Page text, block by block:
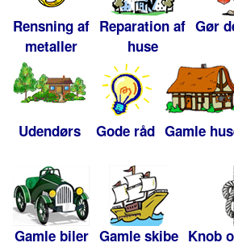
Rensning af
metaller
Reparation af
huse
Gør
Udendørs Gode råd Gamle
Gamle biler Gamle skibe Knob